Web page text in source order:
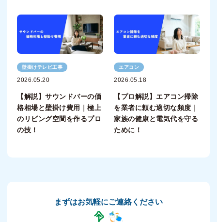
壁掛けテレビ工事
2026.05.20
【解説】サウンドバーの価
格相場と壁掛け費用｜極上
のリビング空間を作るプロ
の技！
エアコン
2026.05.18
【プロ解説】エアコン掃除
を業者に頼む適切な頻度｜
家族の健康と電気代を守る
ために！
まずはお気軽にご連絡ください